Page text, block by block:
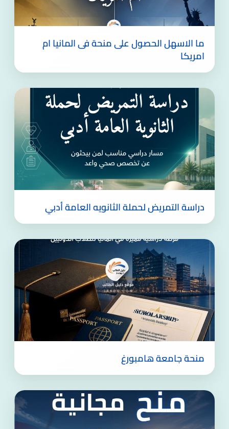
ما الاسهل الحصول على منحة فى المانيا ام
امريكا
دراسة التمريض لحملة الثانويه العامة أدبي
منحة جامعة هامبورغ